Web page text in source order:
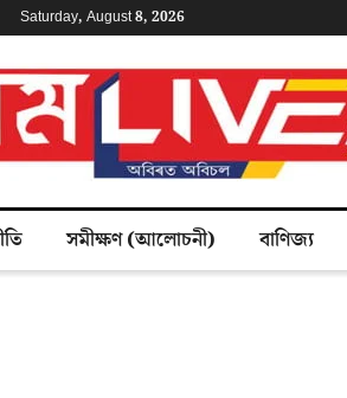
Saturday, August 8, 2026
সমীক্ষণ (আলোচনী) বাণিজ্য